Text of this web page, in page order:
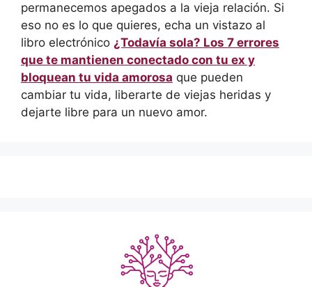
permanecemos apegados a la vieja relación. Si
eso no es lo que quieres, echa un vistazo al
libro electrónico ¿Todavía sola? Los 7 errores
que te mantienen conectado con tu ex y
bloquean tu vida amorosa que pueden
cambiar tu vida, liberarte de viejas heridas y
dejarte libre para un nuevo amor.